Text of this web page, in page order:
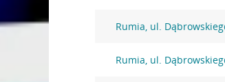
Rumia, ul.
Rumia, ul.